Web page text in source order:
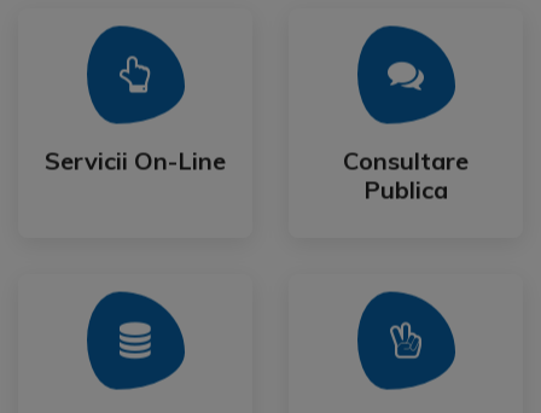
Servicii On-Line
Servicii On-Line
Mai Mult
Consultare
Publica
Consultare
Publica
Mai Mult
Mai Mult Mai Mult